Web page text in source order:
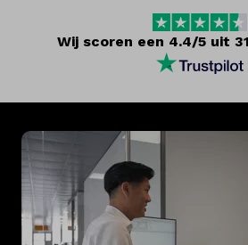
Wij scoren een 4.4/5 uit